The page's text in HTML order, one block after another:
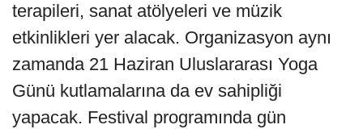
terapileri, sanat atölyeleri ve müzik
etkinlikleri yer alacak. Organizasyon aynı
zamanda 21 Haziran Uluslararası Yoga
Günü kutlamalarına da ev sahipliği
yapacak. Festival programında gün